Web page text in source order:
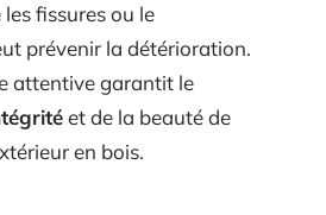
les fissures ou le
prévenir la détérioration.
attentive garantit le
et de la beauté de
en bois.